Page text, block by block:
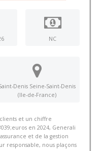
NC
Denis Seine-Saint-Denis
(Ile-de-France)
et un chiffre
en 2024, Generali
et de la gestion
responsable, nous plaçons